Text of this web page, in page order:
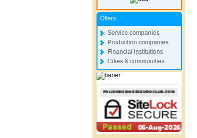
Offers
Service companies
Production companies
Financial institutions
Cities & communities